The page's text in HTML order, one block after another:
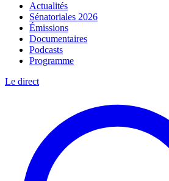
Actualités
Sénatoriales 2026
Émissions
Documentaires
Podcasts
Programme
Le direct